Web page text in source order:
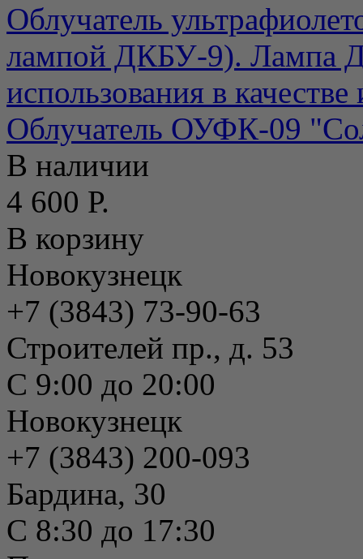
Облучатель
лампой ДКБУ-9). Лампа
использования в
Облучатель ОУФК-09
В наличии
4 600 Р.
В корзину
Новокузнецк
+7 (3843) 73-90-63
Строителей пр., д. 53
С 9:00 до 20:00
Новокузнецк
+7 (3843) 200-093
Бардина, 30
С 8:30 до 17:30